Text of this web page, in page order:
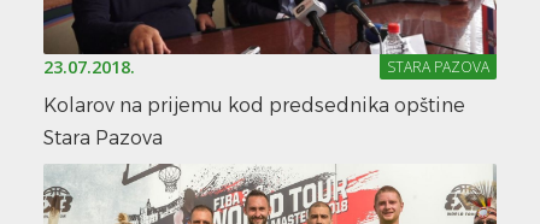
23.07.2018. STARA PAZOVA
Kolarov na prijemu kod predsednika opštine
Stara Pazova